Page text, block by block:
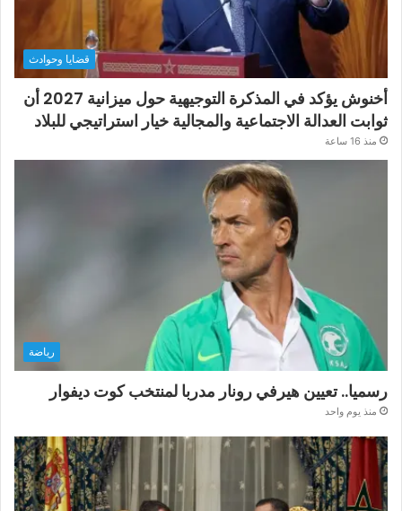
قضايا وحوادث
أخنوش يؤكد في المذكرة التوجيهية حول ميزانية 2027 أن
ثوابت العدالة الاجتماعية والمجالية خيار استراتيجي للبلاد
منذ 16 ساعة
رياضة
رسميا.. تعيين هيرفي رونار مدربا لمنتخب كوت ديفوار
منذ يوم واحد